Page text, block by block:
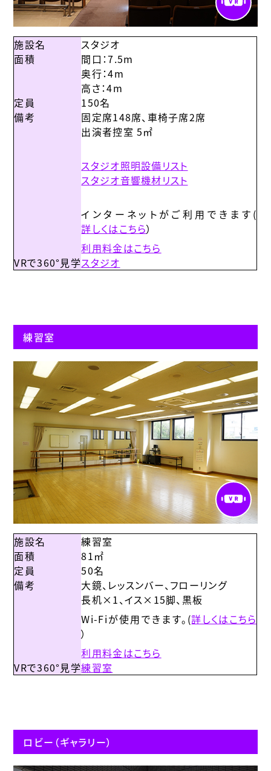
施設名
スタジオ
面積
間口：7.5m
奥行：4m
高さ：4m
定員
150名
備考
固定席148席、車椅子席2席
出演者控室 5㎡
スタジオ照明設備リスト
スタジオ音響機材リスト
インターネットがご利用できます(
詳しくはこちら）
利用料金はこちら
VRで360°見学スタジオ
練習室
施設名
練習室
面積
81㎡
定員
50名
備考
大鏡、レッスンバー、フローリング
長机×1、イス×15脚、黒板
Wi-Fiが使用できます。(詳しくはこちら
）
利用料金はこちら
VRで360°見学練習室
ロビー（ギャラリー）